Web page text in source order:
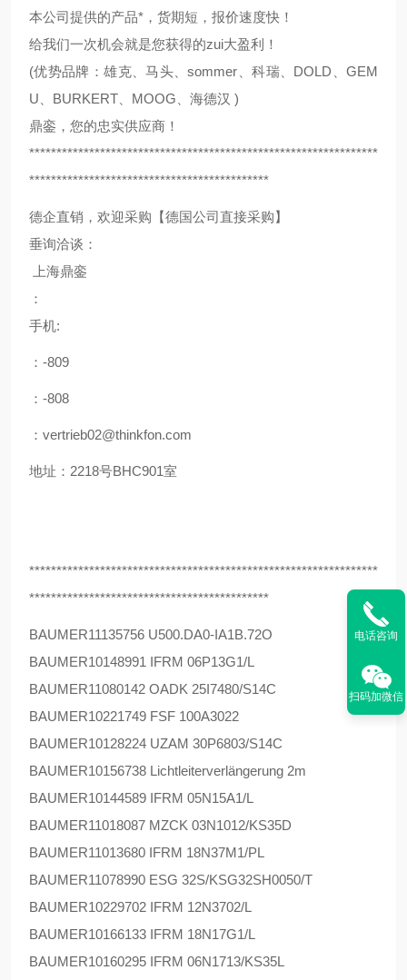
本公司提供的产品*，货期短，报价速度快！
给我们一次机会就是您获得的zui大盈利！
(优势品牌：雄克、马头、sommer、科瑞、DOLD、GEM
U、BURKERT、MOOG、海德汉 )
鼎銮，您的忠实供应商！
****************************************************************
********************************************
德企直销，欢迎采购【德国公司直接采购】
垂询洽谈：
上海鼎銮
：
手机:
：-809
：-808
：vertrieb02@thinkfon.com
地址：2218号BHC901室
****************************************************************
********************************************
BAUMER11135756 U500.DA0-IA1B.72O
BAUMER10148991 IFRM 06P13G1/L
BAUMER11080142 OADK 25I7480/S14C
BAUMER10221749 FSF 100A3022
BAUMER10128224 UZAM 30P6803/S14C
BAUMER10156738 Lichtleiterverlängerung 2m
BAUMER10144589 IFRM 05N15A1/L
BAUMER11018087 MZCK 03N1012/KS35D
BAUMER11013680 IFRM 18N37M1/PL
BAUMER11078990 ESG 32S/KSG32SH0050/T
BAUMER10229702 IFRM 12N3702/L
BAUMER10166133 IFRM 18N17G1/L
BAUMER10160295 IFRM 06N1713/KS35L
电话咨询
扫码加微信